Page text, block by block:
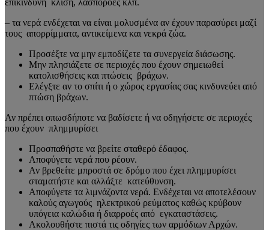
– τα νερά ενδέχεται να είναι μολυσμένα αν έχουν παρασύρει μαζί
τους απορρίμματα, αντικείμενα και νεκρά ζώα.
Προσέξτε να μην εμποδίζετε τα συνεργεία διάσωσης.
Μην πλησιάζετε σε περιοχές που έχουν σημειωθεί
κατολισθήσεις και πτώσεις βράχων.
Ελέγξτε αν το σπίτι ή ο χώρος εργασίας σας κινδυνεύει από
πτώση βράχων.
Αν πρέπει οπωσδήποτε να βαδίσετε ή να οδηγήσετε σε περιοχές
που έχουν πλημμυρίσει
Προσπαθήστε να βρείτε σταθερό έδαφος.
Αποφύγετε νερά που ρέουν.
Αν βρεθείτε μπροστά σε δρόμο που έχει πλημμυρίσει
σταματήστε και αλλάξτε κατεύθυνση.
Αποφύγετε τα λιμνάζοντα νερά. Ενδέχεται να αποτελέσουν
καλούς αγωγούς ηλεκτρικού ρεύματος καθώς κρύβουν
υπόγεια καλώδια ή διαρροές από εγκαταστάσεις.
Ακολουθήστε πιστά τις οδηγίες των αρμόδιων Αρχών.